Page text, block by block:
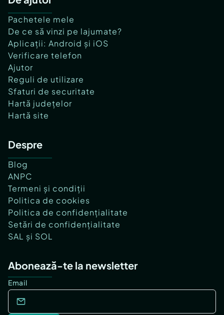
Pachetele mele
De ce să vinzi pe lajumate?
Aplicații: Android și iOS
Verificare telefon
Ajutor
Reguli de utilizare
Sfaturi de securitate
Hartă județelor
Hartă site
Despre
Blog
ANPC
Termeni și condiții
Politica de cookies
Politica de confidențialitate
Setări de confidențialitate
SAL și SOL
Abonează-te la newsletter
Email